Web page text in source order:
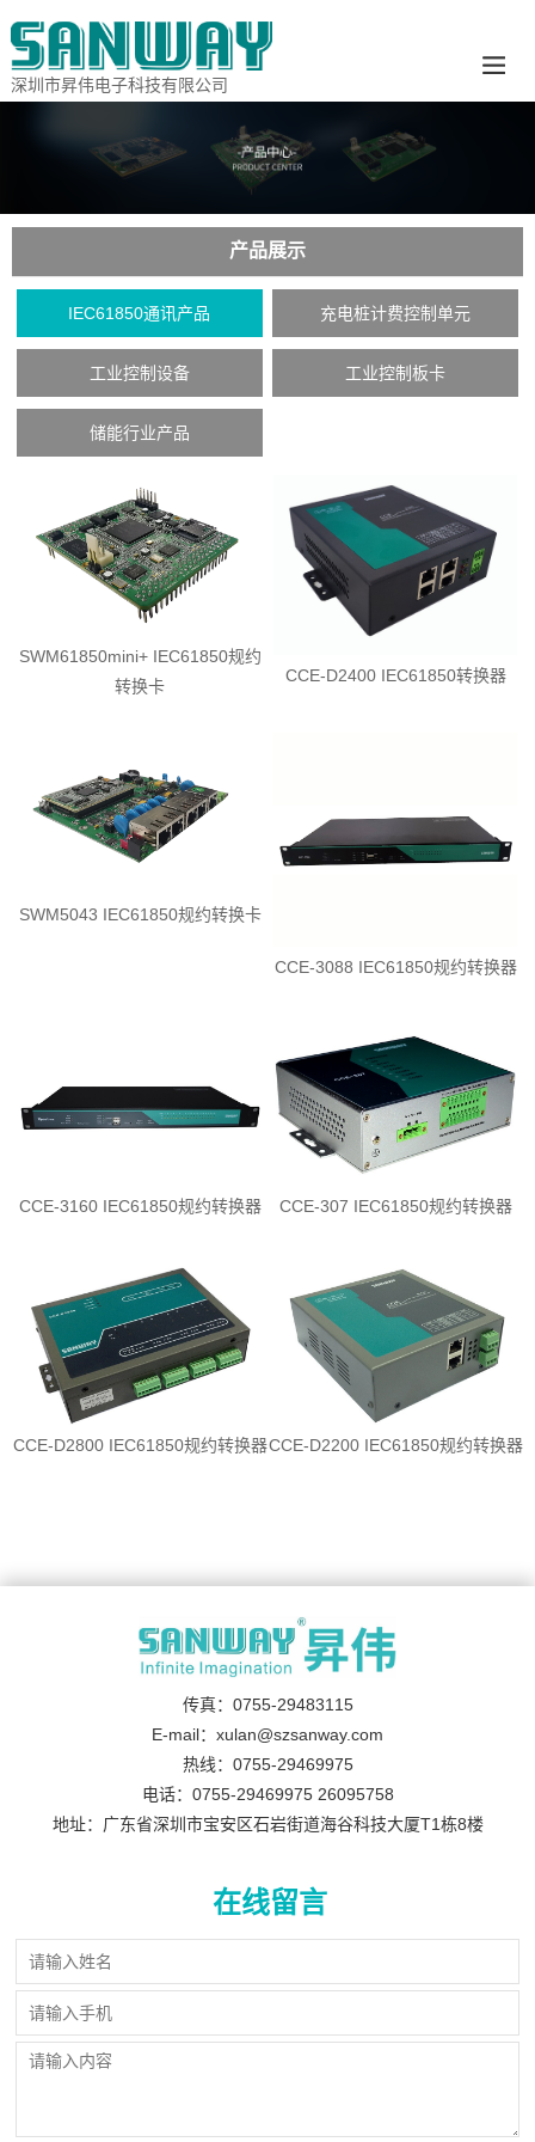
深圳市昇伟电子科技有限公司
产品展示
IEC61850通讯产品 充电桩计费控制单元
工业控制设备 工业控制板卡
储能行业产品
SWM61850mini+ IEC61850规约
转换卡
CCE-D2400 IEC61850转换器
SWM5043 IEC61850规约转换卡
CCE-3088 IEC61850规约转换器
CCE-3160 IEC61850规约转换器 CCE-307 IEC61850规约转换器
CCE-D2800 IEC61850规约转换器CCE-D2200 IEC61850规约转换器
传真：0755-29483115
E-mail：xulan@szsanway.com
热线：0755-29469975
电话：0755-29469975 26095758
地址：广东省深圳市宝安区石岩街道海谷科技大厦T1栋8楼
在线留言